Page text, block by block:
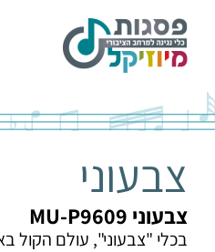
לתוכן
צבעוני
צבעוני MU-P9609
בכלי "צבעוני", עולם הקול בא